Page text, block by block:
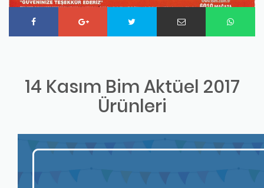
14 Kasım Bim Aktüel 2017
Ürünleri